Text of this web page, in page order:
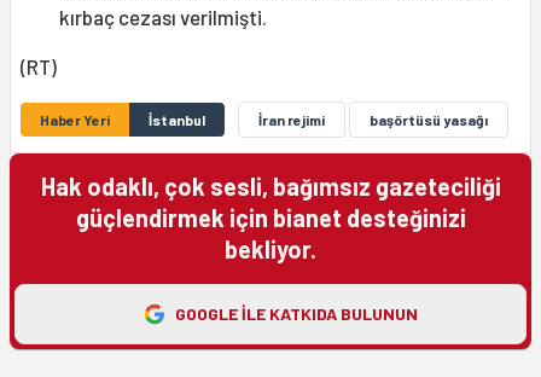
kırbaç cezası verilmişti.
(RT)
Haber Yeri İstanbul İran rejimi başörtüsü yasağı
Hak odaklı, çok sesli, bağımsız gazeteciliği
güçlendirmek için bianet desteğinizi
bekliyor.
GOOGLE ILE KATKIDA BULUNUN